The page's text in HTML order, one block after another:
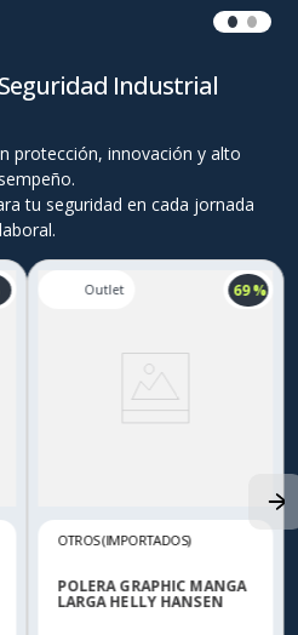
Industrial
protección, innovación y alto
tu seguridad en cada jornada
laboral.
69 %
OTROS (IMPORTADOS)
POLERA GRAPHIC MANGA
LARGA HELLY HANSEN